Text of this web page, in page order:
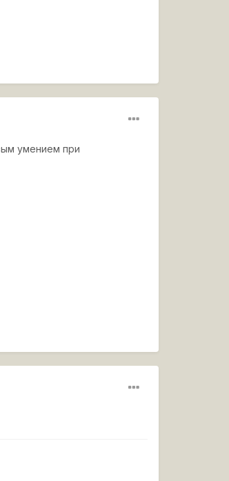
умением при